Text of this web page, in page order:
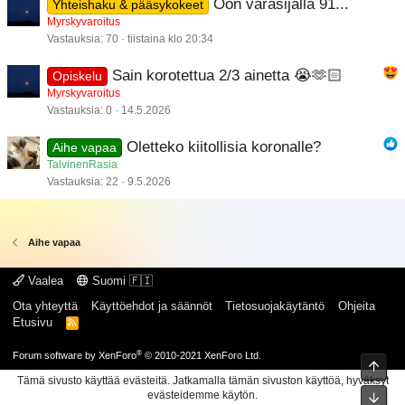
Yhteishaku & pääsykokeet Oon varasijalla 91...
Myrskyvaroitus
Vastauksia 70 tiistaina klo 20:34
Opiskelu Sain korotettua 2/3 ainetta 😭🫶🏻
Myrskyvaroitus
Vastauksia 0 14.5.2026
Aihe vapaa Oletteko kiitollisia koronalle?
TalvinenRasia
Vastauksia 22 9.5.2026
Aihe vapaa
Vaalea
Suomi 🇫🇮
Ota yhteyttä
Käyttöehdot ja säännöt Tietosuojakäytäntö
Ohjeita
Etusivu
R
Forum software by XenForo® © 2010-2021 XenForo Ltd.
Tämä sivusto käyttää evästeitä. Jatkamalla tämän sivuston käyttöä, hyväksyt
evästeidemme käytön.
Ylös